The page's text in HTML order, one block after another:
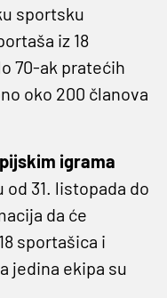
sportsku
iz 18
70-ak pratećih
oko 200 članova
igrama
31. listopada do
da će
sportašica i
jedina ekipa su